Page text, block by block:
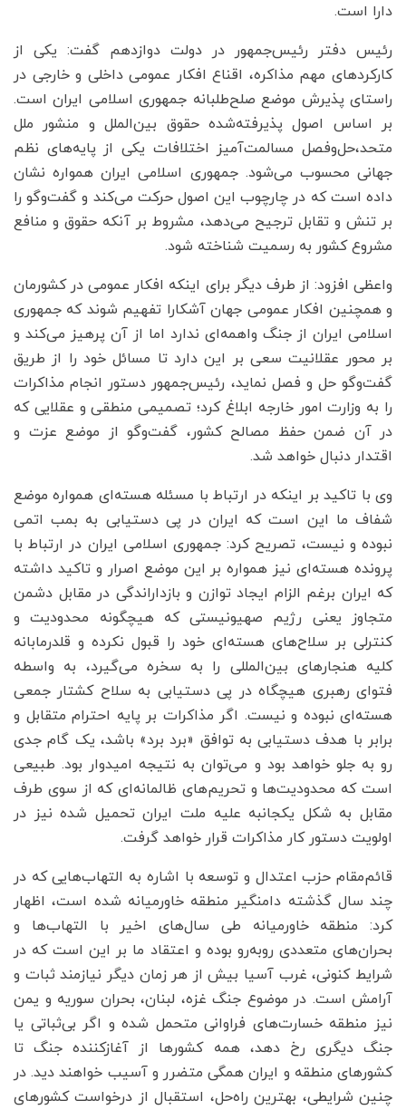
دارا است.
رئیس دفتر رئیس‌جمهور در دولت دوازدهم گفت: یکی از
کارکردهای مهم مذاکره، اقناع افکار عمومی داخلی و خارجی در
راستای پذیرش موضع صلح‌طلبانه جمهوری اسلامی ایران است.
بر اساس اصول پذیرفته‌شده حقوق بین‌الملل و منشور ملل
متحد،حل‌وفصل مسالمت‌آمیز اختلافات یکی از پایه‌های نظم
جهانی محسوب می‌شود. جمهوری اسلامی ایران همواره نشان
داده است که در چارچوب این اصول حرکت می‌کند و گفت‌وگو را
بر تنش و تقابل ترجیح می‌دهد، مشروط بر آنکه حقوق و منافع
مشروع کشور به رسمیت شناخته شود.
واعظی افزود: از طرف دیگر برای اینکه افکار عمومی در کشورمان
و همچنین افکار عمومی جهان آشکارا تفهیم شوند که جمهوری
اسلامی ایران از جنگ واهمه‌ای ندارد اما از آن پرهیز می‌کند و
بر محور عقلانیت سعی بر این دارد تا مسائل خود را از طریق
گفت‌وگو حل و فصل نماید، رئیس‌جمهور دستور انجام مذاکرات
را به وزارت امور خارجه ابلاغ کرد؛ تصمیمی منطقی و عقلایی که
در آن ضمن حفظ مصالح کشور، گفت‌وگو از موضع عزت و
اقتدار دنبال خواهد شد.
وی با تاکید بر اینکه در ارتباط با مسئله هسته‌ای همواره موضع
شفاف ما این است که ایران در پی دستیابی به بمب اتمی
نبوده و نیست، تصریح کرد: جمهوری اسلامی ایران در ارتباط با
پرونده هسته‌ای نیز همواره بر این موضع اصرار و تاکید داشته
که ایران برغم الزام ایجاد توازن و بازداراندگی در مقابل دشمن
متجاوز یعنی رژیم صهیونیستی که هیچگونه محدودیت و
کنترلی بر سلاح‌های هسته‌ای خود را قبول نکرده و قلدرمابانه
کلیه هنجارهای بین‌المللی را به سخره می‌گیرد، به واسطه
فتوای رهبری هیچگاه در پی دستیابی به سلاح کشتار جمعی
هسته‌ای نبوده و نیست. اگر مذاکرات بر پایه احترام متقابل و
برابر با هدف دستیابی به توافق «برد برد» باشد، یک گام جدی
رو به جلو خواهد بود و می‌توان به نتیجه امیدوار بود. طبیعی
است که محدودیت‌ها و تحریم‌های ظالمانه‌ای که از سوی طرف
مقابل به شکل یکجانبه علیه ملت ایران تحمیل شده نیز در
اولویت دستور کار مذاکرات قرار خواهد گرفت.
قائم‌مقام حزب اعتدال و توسعه با اشاره به التهاب‌هایی که در
چند سال گذشته دامنگیر منطقه خاورمیانه شده است، اظهار
کرد: منطقه خاورمیانه طی سال‌های اخیر با التهاب‌ها و
بحران‌های متعددی روبه‌رو بوده و اعتقاد ما بر این است که در
شرایط کنونی، غرب آسیا بیش از هر زمان دیگر نیازمند ثبات و
آرامش است. در موضوع جنگ غزه، لبنان، بحران سوریه و یمن
نیز منطقه خسارت‌های فراوانی متحمل شده و اگر بی‌ثباتی یا
جنگ دیگری رخ دهد، همه کشورها از آغازکننده جنگ تا
کشورهای منطقه و ایران همگی متضرر و آسیب خواهند دید. در
چنین شرایطی، بهترین راه‌حل، استقبال از درخواست کشورهای